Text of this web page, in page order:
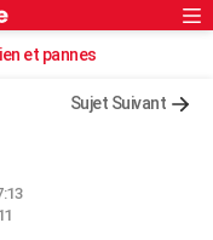
Rechercher
et pannes
Sujet Suivant